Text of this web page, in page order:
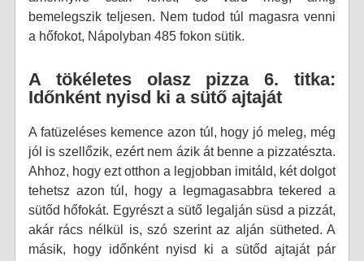
bemelegszik teljesen. Nem tudod túl magasra venni
a hőfokot, Nápolyban 485 fokon sütik.
A tökéletes olasz pizza 6. titka:
Időnként nyisd ki a sütő ajtaját
A fatüzeléses kemence azon túl, hogy jó meleg, még
jól is szellőzik, ezért nem ázik át benne a pizzatészta.
Ahhoz, hogy ezt otthon a legjobban imitáld, két dolgot
tehetsz azon túl, hogy a legmagasabbra tekered a
sütőd hőfokát. Egyrészt a sütő legalján süsd a pizzát,
akár rács nélkül is, szó szerint az alján sütheted. A
másik, hogy időnként nyisd ki a sütőd ajtaját pár